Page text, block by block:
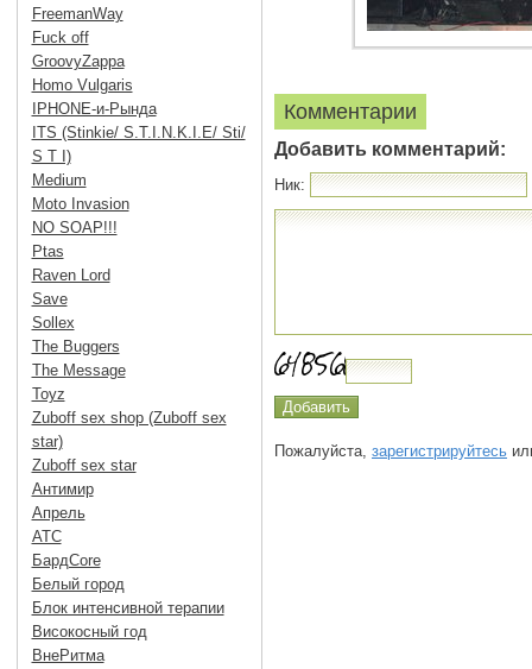
Комментарии
Добавить комментарий:
Ник:
Пожалуйста, зарегистрируйтесь
FreemanWay
Fuck off
GroovyZappa
Homo Vulgaris
IPHONE-и-Рында
ITS (Stinkie/ S.T.I.N.K.I.E/ Sti/
S T I)
Medium
Moto Invasion
NO SOAP!!!
Ptas
Raven Lord
Save
Sollex
The Buggers
The Message
Toyz
Zuboff sex shop (Zuboff sex
star)
Zuboff sex star
Антимир
Апрель
АТС
БардCore
Белый город
Блок интенсивной терапии
Високосный год
ВнеРитма